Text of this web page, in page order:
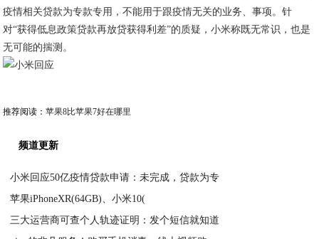
疫情相关贷款为专款专用，不能用于跟疫情无关的业务、事项。针
对“获得低息政策贷款再放贷获得利差”的质疑，小米称既无常识，也是
无可能的揣测。
推荐阅读：苹果8比苹果7好在哪里
频道更新
小米回应50亿疫情贷款申请：未完成，贷款为专
苹果iPhoneXR(64GB)、小米10(
三大运营商可查个人轨迹证明：发个短信就知道